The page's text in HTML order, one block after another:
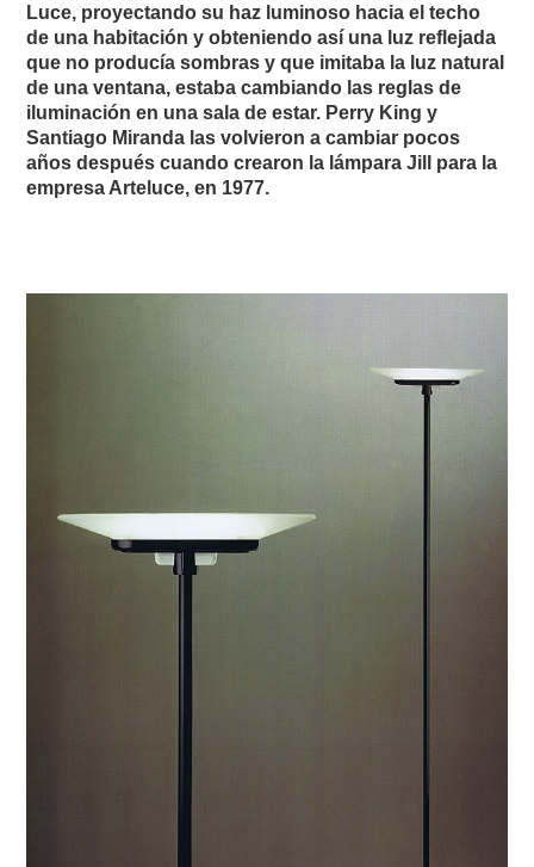
Luce, proyectando su haz luminoso hacia el techo
de una habitación y obteniendo así una luz reflejada
que no producía sombras y que imitaba la luz natural
de una ventana, estaba cambiando las reglas de
iluminación en una sala de estar. Perry King y
Santiago Miranda las volvieron a cambiar pocos
años después cuando crearon la lámpara Jill para la
empresa Arteluce, en 1977.